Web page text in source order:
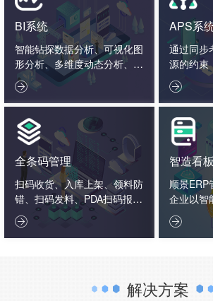
BI系统
智能钻探数据分析、可视化图
形分析、多维度动态分析、数
据报表决策分析、企业大数据
分析。

APS系
通过同步
源的约束
则，通过
算法，通
优化、计
善的生产

全条码管理
扫码收货、入库上架、领料防
错、扫码发料、PDA扫码报
工、入库标签打印、扫码出
货、扫码追溯生产用料、条码

智造看板
顺景ERP
企业以智
为核心的
制造…

解决方案